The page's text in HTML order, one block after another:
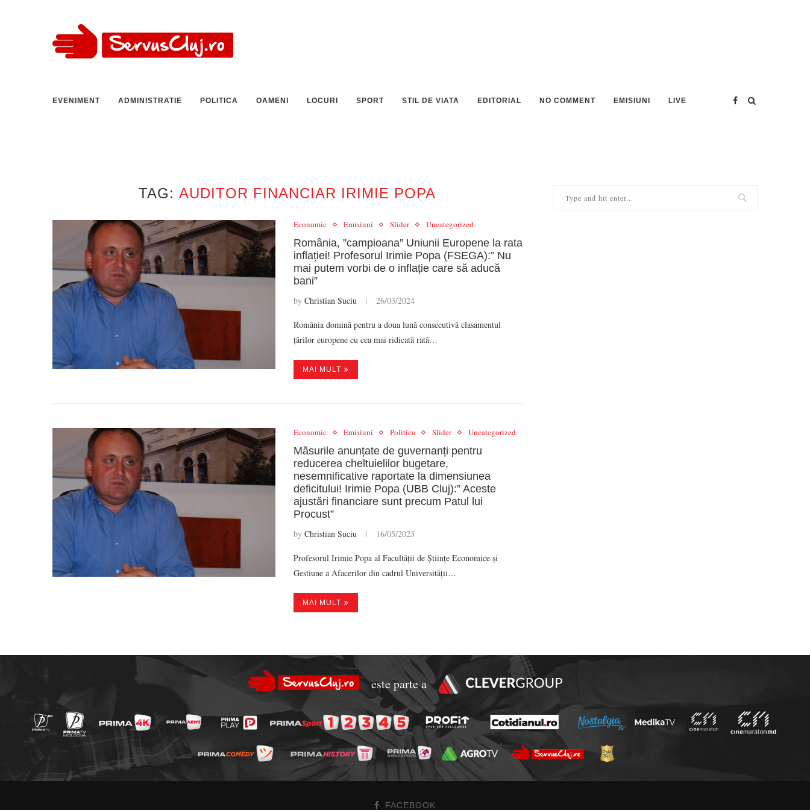
EVENIMENT ADMINISTRATIE POLITICA OAMENI LOCURI SPORT STIL DE VIATA EDITORIAL NO COMMENT EMISIUNI LIVE
TAG:AUDITOR FINANCIAR IRIMIE POPA
Economic Emisiuni Slider Uncategorized
România, ”campioana” Uniunii Europene la rata
inflației! Profesorul Irimie Popa (FSEGA):” Nu
mai putem vorbi de o inflație care să aducă
bani”
by Christian Suciu 26/03/2024
România domină pentru a doua lună consecutivă clasamentul
țărilor europene cu cea mai ridicată rată…
MAI MULT
Economic Emisiuni Politica Slider Uncategorized
Măsurile anunțate de guvernanți pentru
reducerea cheltuielilor bugetare,
nesemnificative raportate la dimensiunea
deficitului! Irimie Popa (UBB Cluj):” Aceste
ajustări financiare sunt precum Patul lui
Procust”
by Christian Suciu 16/05/2023
Profesorul Irimie Popa al Facultății de Științe Economice și
Gestiune a Afacerilor din cadrul Universității…
MAI MULT
este parte a
FACEBOOK